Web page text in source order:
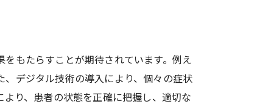
もたらすことが期待されています。例え
デジタル技術の導入により、個々の症状
り、患者の状態を正確に把握し、適切な